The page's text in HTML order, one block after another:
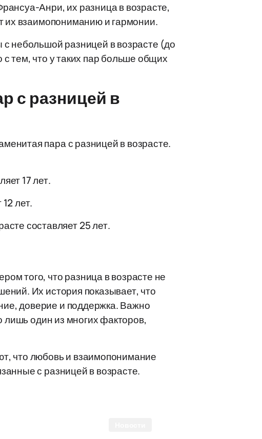
Анри, их разница в возрасте,
их взаимопониманию и гармонии.
небольшой разницей в возрасте (до
тем, что у таких пар больше общих
с разницей в
пара с разницей в возрасте.
17 лет.
лет.
составляет 25 лет.
того, что разница в возрасте не
Их история показывает, что
доверие и поддержка. Важно
лишь один из многих факторов,
что любовь и взаимопонимание
с разницей в возрасте.